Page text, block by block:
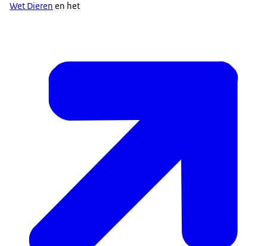
Wet Dieren en het